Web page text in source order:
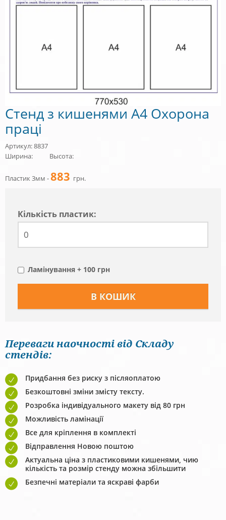
Стенд з кишенями А4 Охорона
праці
Артикул: 8837
Ширина:
Высота:
Пластик 3мм -883 грн.
Кiлькiсть пластик:
Ламінування + 100 грн
Переваги наочності від Складу
стендів:
Придбання без риску з післяоплатою
Безкоштовні зміни змісту тексту.
Розробка індивідуального макету від 80 грн
Можливість ламінації
Все для кріплення в комплекті
Відправлення Новою поштою
Актуальна ціна з пластиковими кишенями, чию
кількість та розмір стенду можна збільшити
Безпечні матеріали та яскраві фарби